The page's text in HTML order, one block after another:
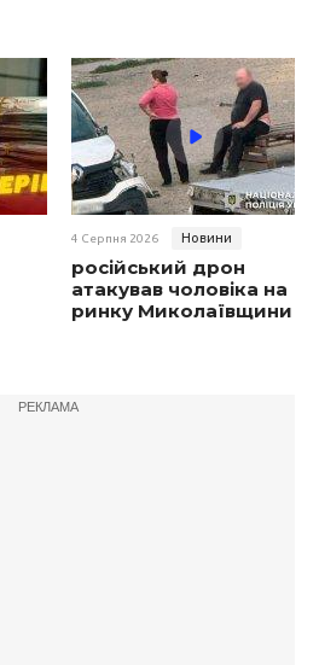
4 Серпня 2026 Новини
російський дрон
атакував чоловіка на
ринку Миколаївщини
РЕКЛАМА